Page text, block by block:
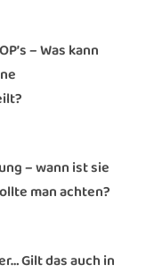
– Was kann
– wann ist sie
man achten?
Gilt das auch in